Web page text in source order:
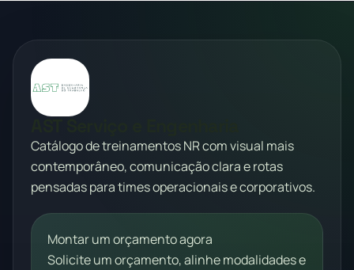
Catálogo de treinamentos NR com visual mais
contemporâneo, comunicação clara e rotas
pensadas para times operacionais e corporativos.
Montar um orçamento agora
Solicite um orçamento, alinhe modalidades e